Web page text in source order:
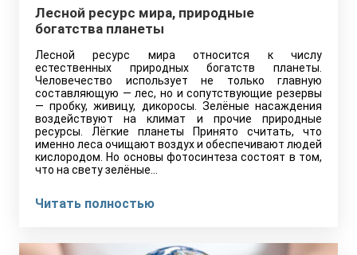
Лесной ресурс мира, природные
богатства планеты
Лесной ресурс мира относится к числу
естественных природных богатств планеты.
Человечество использует не только главную
составляющую — лес, но и сопутствующие резервы
— пробку, живицу, дикоросы. Зелёные насаждения
воздействуют на климат и прочие природные
ресурсы. Лёгкие планеты Принято считать, что
именно леса очищают воздух и обеспечивают людей
кислородом. Но основы фотосинтеза состоят в том,
что на свету зелёные…
Читать полностью